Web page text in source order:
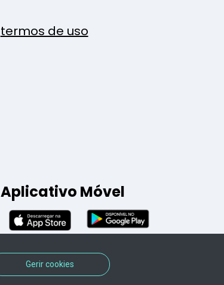
termos de uso
Aplicativo Móvel
Gerir cookies